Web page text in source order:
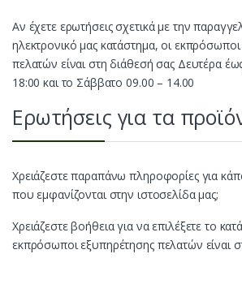
Αν έχετε ερωτήσεις σχετικά με την
ηλεκτρονικό μας κατάστημα, οι
πελατών είναι στη διάθεσή σας Δευτέρα
18:00 και το Σάββατο 09.00 – 14.00
Ερωτήσεις για τα
Χρειάζεστε παραπάνω πληροφορίες για
που εμφανίζονται στην ιστοσελίδα μας;
Χρειάζεστε βοήθεια για να επιλέξετε το
εκπρόσωποι εξυπηρέτησης πελατών είναι